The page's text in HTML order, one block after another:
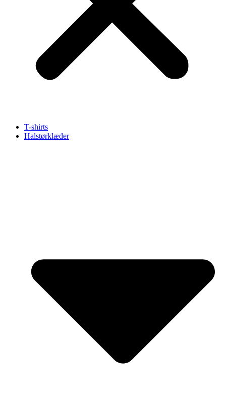
T-shirts
Halstørklæder